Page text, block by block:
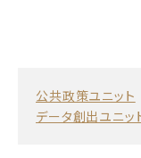
公共政策ユニット
データ創出ユニッ